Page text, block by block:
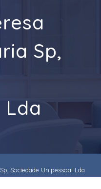
Sp,
Lda
Sociedade Unipessoal Lda